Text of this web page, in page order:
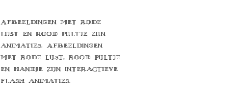
Afbeeldingen met rode
lijst en rood pijltje zijn
animaties. Afbeeldingen
met rode lijst, rood pijltje
en handje zijn interactieve
flash animaties.